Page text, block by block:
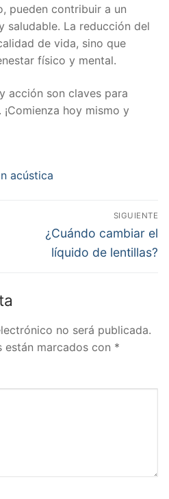
pueden contribuir a un
saludable. La reducción del
de vida, sino que
físico y mental.
acción son claves para
hoy mismo y
acústica
SIGUIENTE
Next
post:
¿Cuándo cambiar el
líquido de lentillas?
no será publicada.
marcados con *